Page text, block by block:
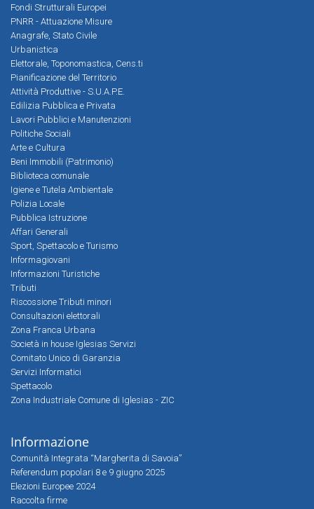
Fondi Strutturali Europei
PNRR - Attuazione Misure
Anagrafe, Stato Civile
Urbanistica
Elettorale, Toponomastica, Cens.ti
Pianificazione del Territorio
Attività Produttive - S.U.A.P.E.
Edilizia Pubblica e Privata
Lavori Pubblici e Manutenzioni
Politiche Sociali
Arte e Cultura
Beni Immobili (Patrimonio)
Biblioteca comunale
Igiene e Tutela Ambientale
Polizia Locale
Pubblica Istruzione
Affari Generali
Sport, Spettacolo e Turismo
Informagiovani
Informazioni Turistiche
Tributi
Riscossione Tributi minori
Consultazioni elettorali
Zona Franca Urbana
Società in house Iglesias Servizi
Comitato Unico di Garanzia
Servizi Informatici
Spettacolo
Zona Industriale Comune di Iglesias - ZIC
Informazione
Comunità Integrata “Margherita di Savoia”
Referendum popolari 8 e 9 giugno 2025
Elezioni Europee 2024
Raccolta firme